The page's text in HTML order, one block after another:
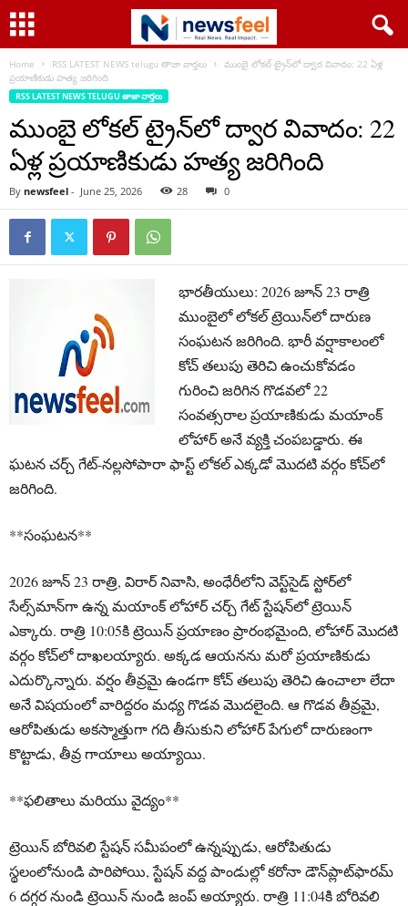
Home RSS LATEST NEWS telugu తాజా వార్తలు
ముంబై లోకల్ ట్రైన్‌లో ద్వార వివాదం: 22 ఏళ్ల
ప్రయాణికుడు హత్య జరిగింది
RSS LATEST NEWS TELUGU తాజా వార్తలు
ముంబై లోకల్ ట్రైన్‌లో ద్వార వివాదం: 22
ఏళ్ల ప్రయాణికుడు హత్య జరిగింది
By newsfeel - June 25, 2026 28 0
భారతీయులు: 2026 జూన్ 23 రాత్రి
ముంబైలో లోకల్ ట్రెయిన్‌లో దారుణ
సంఘటన జరిగింది. భారీ వర్షాకాలంలో
కోచ్ తలుపు తెరిచి ఉంచుకోవడం
గురించి జరిగిన గొడవలో 22
సంవత్సరాల ప్రయాణికుడు మయాంక్
లోహార్ అనే వ్యక్తి చంపబడ్డారు. ఈ
ఘటన చర్చ్ గేట్-నల్లసోపారా ఫాస్ట్ లోకల్ ఎక్కడో మొదటి వర్గం కోచ్‌లో
జరిగింది.
**సంఘటన**
2026 జూన్ 23 రాత్రి, విరార్ నివాసి, అంధేరీలోని వెస్ట్‌సైడ్ స్టోర్‌లో
సేల్స్‌మాన్‌గా ఉన్న మయాంక్ లోహార్ చర్చ్ గేట్ స్టేషన్‌లో ట్రెయిన్
ఎక్కారు. రాత్రి 10:05కి ట్రెయిన్ ప్రయాణం ప్రారంభమైంది, లోహార్ మొదటి
వర్గం కోచ్‌లో దాఖలయ్యారు. అక్కడ ఆయనను మరో ప్రయాణికుడు
ఎదుర్కొన్నారు. వర్షం తీవ్రమై ఉండగా కోచ్ తలుపు తెరిచి ఉంచాలా లేదా
అనే విషయంలో వారిద్దరం మధ్య గొడవ మొదలైంది. ఆ గొడవ తీవ్రమై,
ఆరోపితుడు అకస్మాత్తుగా గది తీసుకుని లోహార్ పేగులో దారుణంగా
కొట్టాడు, తీవ్ర గాయాలు అయ్యాయి.
**ఫలితాలు మరియు వైద్యం**
ట్రెయిన్ బోరివలి స్టేషన్ సమీపంలో ఉన్నప్పుడు, ఆరోపితుడు
స్థలంలోనుండి పారిపోయి, స్టేషన్ వద్ద పాండుల్లో కరోనా డౌన్‌ప్లాట్‌ఫారమ్
6 దగ్గర నుండి ట్రెయిన్ నుండి జంప్ అయ్యారు. రాత్రి 11:04కి బోరివలి